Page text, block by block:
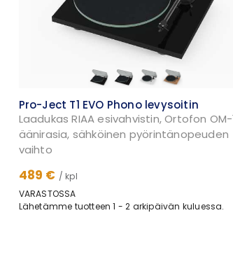
Pro-Ject T1 EVO Phono levysoitin
Laadukas RIAA esivahvistin, Ortofon OM-
äänirasia, sähköinen pyörintänopeuden
vaihto
489 € / kpl
VARASTOSSA
Lähetämme tuotteen 1 - 2 arkipäivän kuluessa.